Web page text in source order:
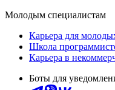
Молодым специалистам
Карьера для
Школа
Карьера в
Боты для